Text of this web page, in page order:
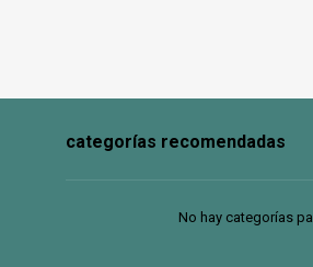
categorías recomendadas
No hay categorías